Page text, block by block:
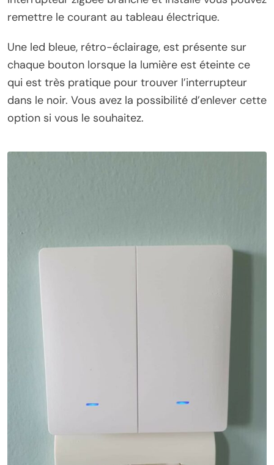
remettre le courant au tableau électrique.
Une led bleue, rétro-éclairage, est présente sur
chaque bouton lorsque la lumière est éteinte ce
qui est très pratique pour trouver l’interrupteur
dans le noir. Vous avez la possibilité d’enlever cette
option si vous le souhaitez.